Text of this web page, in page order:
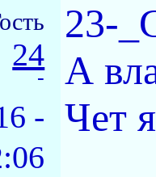
24
-
-
23-
А
Чет